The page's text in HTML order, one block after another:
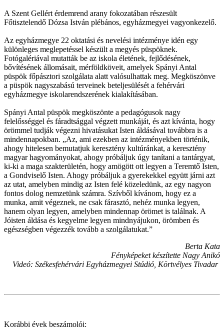
A Szent Gellért érdemrend arany fokozatában részesült
Főtisztelendő Dózsa István plébános, egyházmegyei vagyonkezelő.
Az egyházmegye 22 oktatási és nevelési intézménye idén egy
különleges meglepetéssel készült a megyés püspöknek.
Fotógalériával mutatták be az iskola életének, fejlődésének,
bővítésének állomásait, mérföldköveit, amelyek Spányi Antal
püspök főpásztori szolgálata alatt valósulhattak meg. Megköszönve
a püspök nagyszabású terveinek beteljesülését a fehérvári
egyházmegye iskolarendszerének kialakításában.
Spányi Antal püspök megköszönte a pedagógusok nagy
felelősséggel és fáradtsággal végzett munkáját, és azt kívánta, hogy
örömmel tudják végezni hivatásukat Isten áldásával továbbra is a
mindennapokban. „Az, ami ezekben az intézményekben történik,
ahogy hitelesen bemutatjuk keresztény kultúránkat, a keresztény
magyar hagyományokat, ahogy próbáljuk úgy tanítani a tantárgyat,
ki-ki a maga szakterületén, hogy amögött ott legyen a Teremtő Isten,
a Gondviselő Isten. Ahogy próbáljuk a gyerekekkel együtt járni azt
az utat, amelyben mindig az Isten felé közeledünk, az egy nagyon
fontos dolog nemzetünk számra. Szívből kívánom, hogy ez a
munka, amit végeznek, ne csak fárasztó, nehéz munka legyen,
hanem olyan legyen, amelyben mindennap örömet is találnak. A
Jóisten áldása és kegyelme legyen mindnyájukon, örömben és
egészségben végezzék tovább a szolgálatukat.”
Berta Kata
Fényképeket készítette Nagy Anikó
Videó: Székesfehérvári Egyházmegyei Stúdió, Körtvélyes Tivadar
Korábbi évek beszámolói: